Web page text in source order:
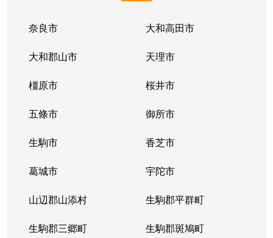
奈良市 大和高田市
大和郡山市 天理市
橿原市 桜井市
五條市 御所市
生駒市 香芝市
葛城市 宇陀市
山辺郡山添村 生駒郡平群町
生駒郡三郷町 生駒郡斑鳩町